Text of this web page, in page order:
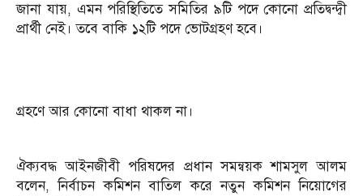
জানা যায়, এমন পরিস্থিতিতে সমিতির ৯টি পদে কোনো প্রতিদ্বন্দ্বী
প্রার্থী নেই। তবে বাকি ১২টি পদে ভোটগ্রহণ হবে।
গ্রহণে আর কোনো বাধা থাকল না।
ঐক্যবদ্ধ আইনজীবী পরিষদের প্রধান সমন্বয়ক শামসুল আলম
বলেন, নির্বাচন কমিশন বাতিল করে নতুন কমিশন নিয়োগের